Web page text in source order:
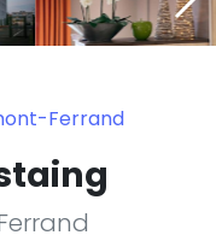
Ferrand